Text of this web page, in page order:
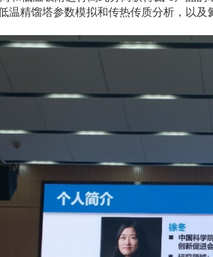
温精馏塔参数模拟和传热传质分析，以及